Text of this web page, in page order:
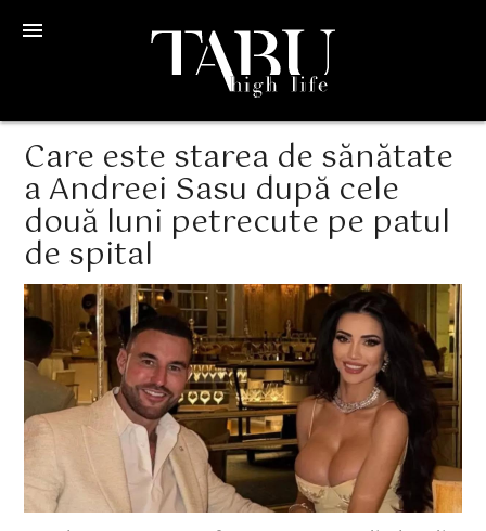
menu
Care este starea de sănătate
a Andreei Sasu după cele
două luni petrecute pe patul
de spital